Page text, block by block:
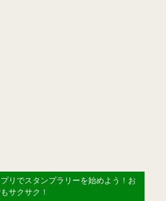
リでスタンプラリーを始めよう！お
サクサク！